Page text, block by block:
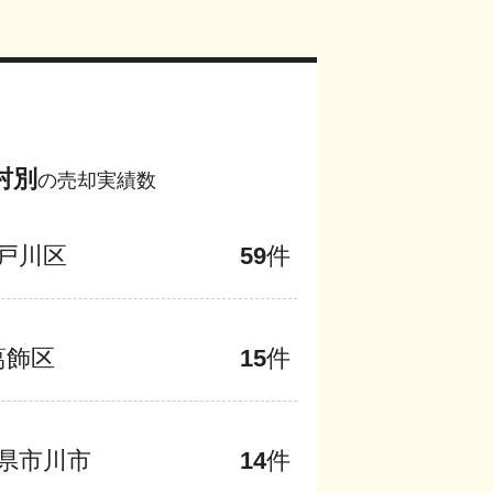
別 の売却実績数
川区 59件
飾区 15件
市川市 14件